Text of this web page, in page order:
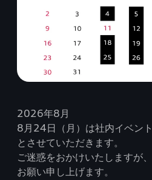
2026年8月
8月24日（月）は社内イベン
とさせていただきます。
ご迷惑をおかけいたしますが
お願い申し上げます。